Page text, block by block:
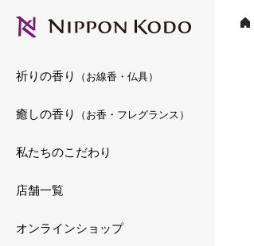
祈りの香り （お線香・仏具）
癒しの香り （お香・フレグランス）
私たちのこだわり
店舗一覧
オンラインショップ